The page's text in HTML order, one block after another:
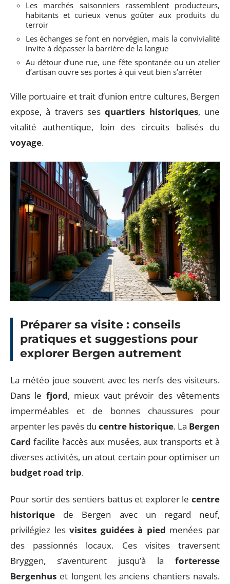
Les marchés saisonniers rassemblent producteurs,
habitants et curieux venus goûter aux produits du
terroir
Les échanges se font en norvégien, mais la convivialité
invite à dépasser la barrière de la langue
Au détour d’une rue, une fête spontanée ou un atelier
d’artisan ouvre ses portes à qui veut bien s’arrêter
Ville portuaire et trait d’union entre cultures, Bergen
expose, à travers sesquartiers historiques, une
vitalité authentique, loin des circuits balisés du
voyage.
Préparer sa visite : conseils
pratiques et suggestions pour
explorer Bergen autrement
La météo joue souvent avec les nerfs des visiteurs.
Dans le fjord, mieux vaut prévoir des vêtements
imperméables et de bonnes chaussures pour
arpenter les pavés du centre historique. La Bergen
Card facilite l’accès aux musées, aux transports et à
diverses activités, un atout certain pour optimiser un
budget road trip.
Pour sortir des sentiers battus et explorer le centre
historique de Bergen avec un regard neuf,
privilégiez lesvisites guidées à pied menées par
des passionnés locaux. Ces visites traversent
Bryggen, s’aventurent jusqu’à la forteresse
Bergenhus et longent les anciens chantiers navals.